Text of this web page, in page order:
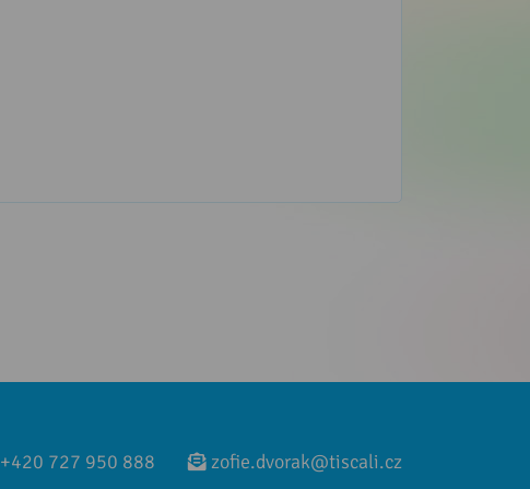
+420 727 950 888 zofie.dvorak@tiscali.cz